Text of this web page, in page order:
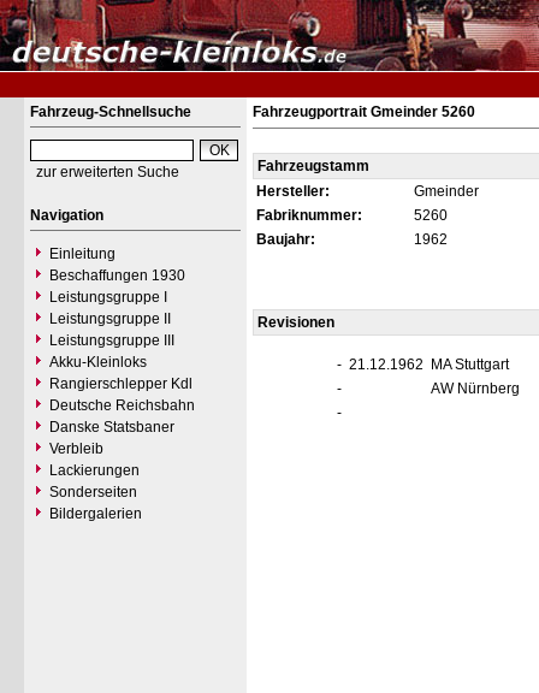
Fahrzeug-Schnellsuche
zur erweiterten Suche
Navigation
Einleitung
Beschaffungen 1930
Leistungsgruppe I
Leistungsgruppe II
Leistungsgruppe III
Akku-Kleinloks
Rangierschlepper Kdl
Deutsche Reichsbahn
Danske Statsbaner
Verbleib
Lackierungen
Sonderseiten
Bildergalerien
Fahrzeugportrait Gmeinder 5260
Fahrzeugstamm
Hersteller:
Gmeinder
Fabriknummer:
5260
Baujahr:
1962
Revisionen
- 21.12.1962
MA Stuttgart
-
AW Nürnberg
-